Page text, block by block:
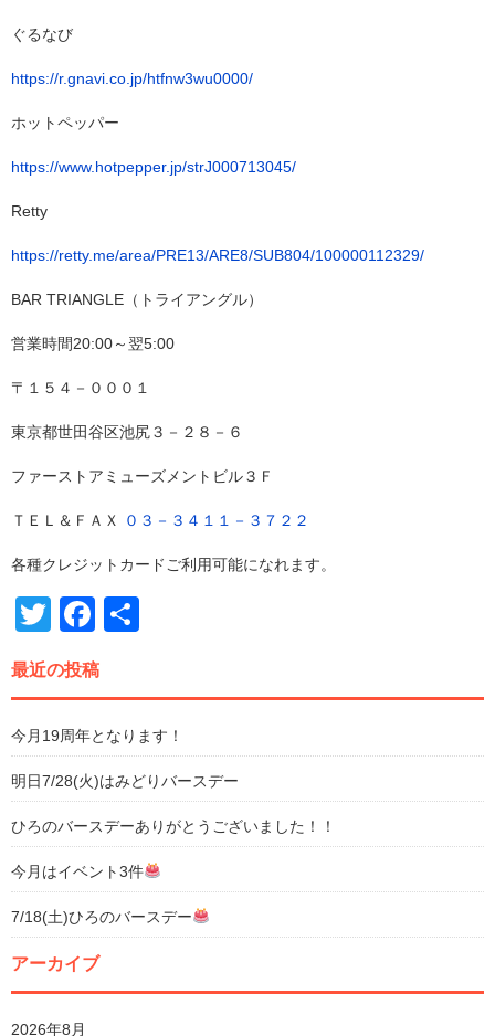
ぐるなび
https://r.gnavi.co.jp/htfnw3wu0000/
ホットペッパー
https://www.hotpepper.jp/strJ000713045/
Retty
https://retty.me/area/PRE13/ARE8/SUB804/100000112329/
BAR TRIANGLE（トライアングル）
営業時間20:00～翌5:00
〒１５４－０００１
東京都世田谷区池尻３－２８－６
ファーストアミューズメントビル３Ｆ
ＴＥＬ＆ＦＡＸ ０３－３４１１－３７２２
各種クレジットカードご利用可能になれます。
TwitterFacebook
最近の投稿
今月19周年となります！
明日7/28(火)はみどりバースデー
ひろのバースデーありがとうございました！！
今月はイベント3件
7/18(土)ひろのバースデー
アーカイブ
2026年8月